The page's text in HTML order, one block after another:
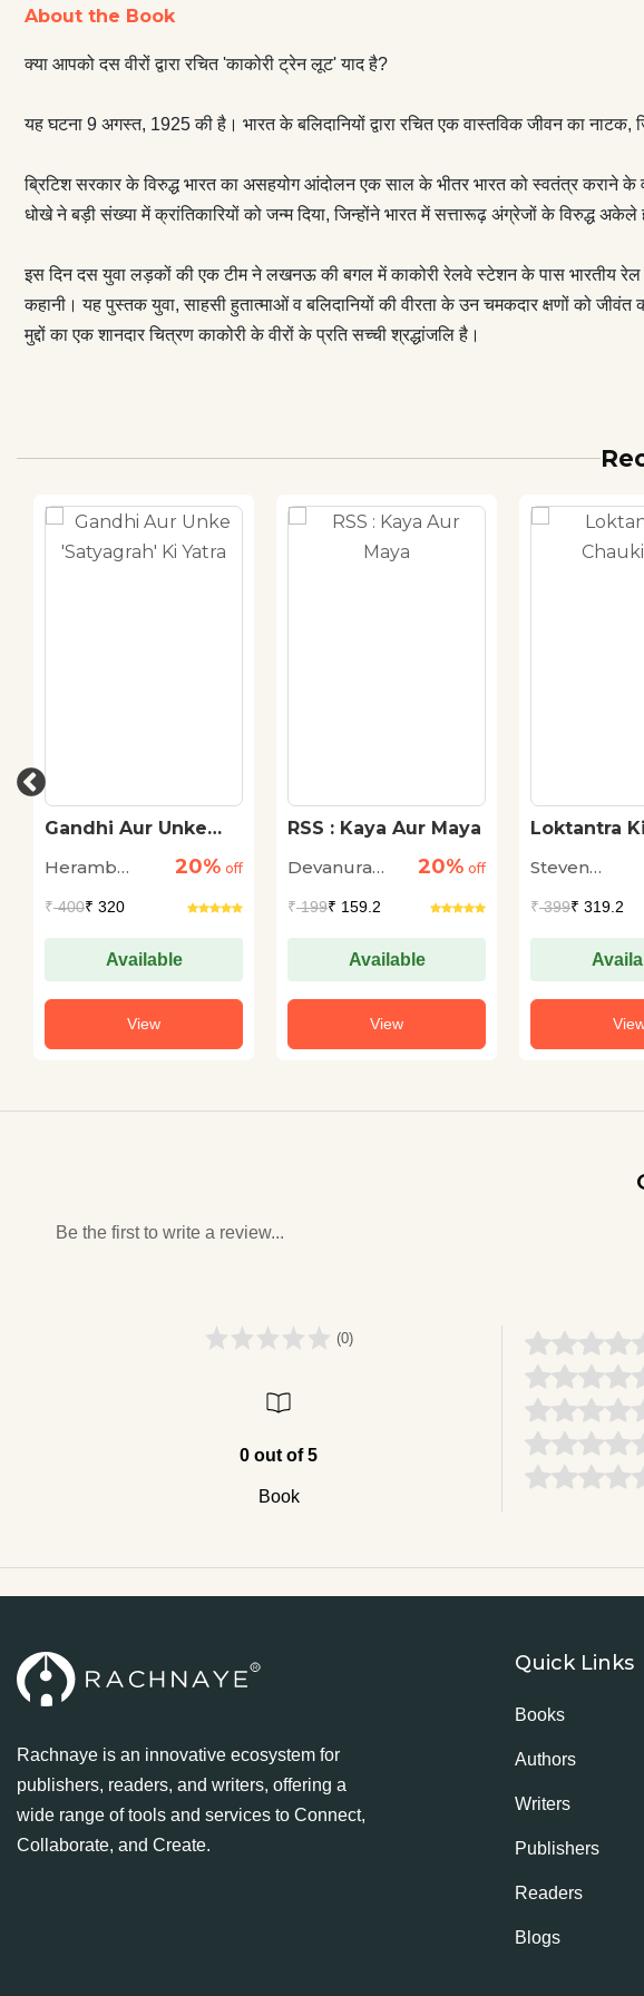
About the Book
क्या आपको दस वीरों द्वारा रचित 'काकोरी ट्रेन लूट' याद है?
यह घटना 9 अगस्त, 1925 की है। भारत के बलिदानियों द्वारा रचित एक वास्तविक जीवन का नाटक,
ब्रिटिश सरकार के विरुद्ध भारत का असहयोग आंदोलन एक साल के भीतर भारत को स्वतंत्र कराने
धोखे ने बड़ी संख्या में क्रांतिकारियों को जन्म दिया, जिन्होंने भारत में सत्तारूढ़ अंग्रेजों के विरुद्ध
इस दिन दस युवा लड़कों की एक टीम ने लखनऊ की बगल में काकोरी रेलवे स्टेशन के पास भारतीय रेल
कहानी। यह पुस्तक युवा, साहसी हुतात्माओं व बलिदानियों की वीरता के उन चमकदार क्षणों को
मुद्दों का एक शानदार चित्रण काकोरी के वीरों के प्रति सच्ची श्रद्धांजलि है।
Gandhi Aur Unke
Heramb
20% off
₹400₹ 320
Available
View
RSS : Kaya Aur Maya
Devanura
20% off
₹199₹ 159.2
Available
View
Loktantra Ki
Steven
₹399₹ 319.2
Be the first to write a review...
(0)
0 out of 5
Book
Rachnaye is an innovative ecosystem for
publishers, readers, and writers, offering a
wide range of tools and services to Connect,
Collaborate, and Create.
Quick Links
Books
Authors
Writers
Publishers
Readers
Blogs